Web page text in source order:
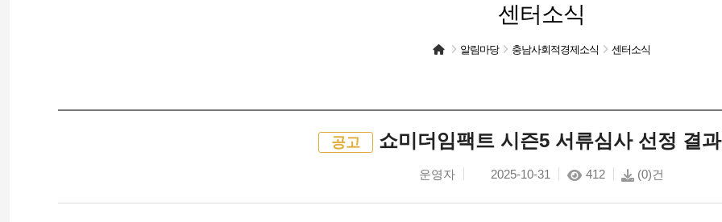
센터소식
알림마당 충남사회적경제소식 센터소식
공고 쇼미더임팩트 시즌5 서류심사 선정 결
운영자 2025-10-31 412 (0)건